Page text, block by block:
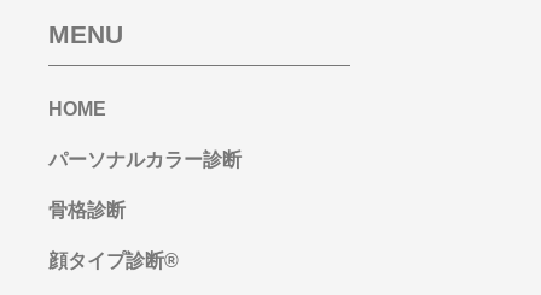
MENU
HOME
パーソナルカラー診断
骨格診断
顔タイプ診断®︎